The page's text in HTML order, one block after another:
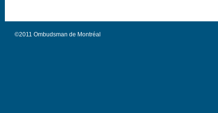
©2011 Ombudsman de Montréal